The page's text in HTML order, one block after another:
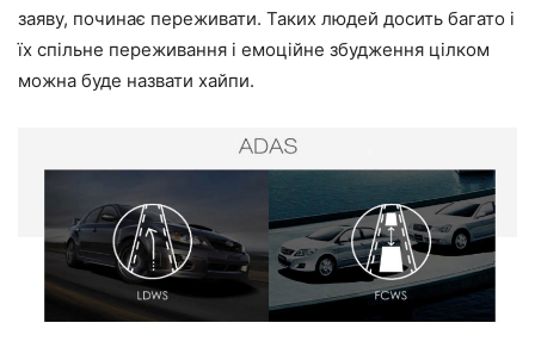
заяву, починає переживати. Таких людей досить багато і
їх спільне переживання і емоційне збудження цілком
можна буде назвати хайпи.